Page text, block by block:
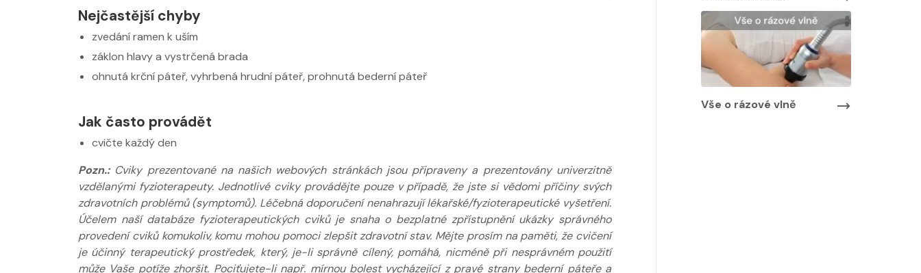
Nejčastější chyby
zvedání ramen k uším
záklon hlavy a vystrčená brada
ohnutá krční páteř, vyhrbená hrudní páteř, prohnutá bederní páteř
Jak často provádět
cvičte každý den
Pozn.: Cviky prezentované na našich webových stránkách jsou připraveny a prezentovány univerzitně
vzdělanými fyzioterapeuty. Jednotlivé cviky provádějte pouze v případě, že jste si vědomi příčiny svých
zdravotních problémů (symptomů). Léčebná doporučení nenahrazují lékařské/fyzioterapeutické vyšetření.
Účelem naší databáze fyzioterapeutických cviků je snaha o bezplatné zpřístupnění ukázky správného
provedení cviků komukoliv, komu mohou pomoci zlepšit zdravotní stav. Mějte prosím na paměti, že cvičení
je účinný terapeutický prostředek, který, je-li správně cílený, pomáhá, nicméně při nesprávném použití
může Vaše potíže zhoršit. Pociťujete-li např. mírnou bolest vycházející z pravé strany bederní páteře a
Vše o rázové vlně